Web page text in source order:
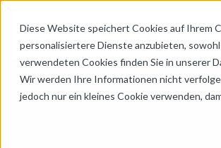
Diese Website speichert Cookies auf Ihrem
personalisiertere Dienste anzubieten,
verwendeten Cookies finden Sie in unserer
Wir werden Ihre Informationen nicht
jedoch nur ein kleines Cookie verwenden,